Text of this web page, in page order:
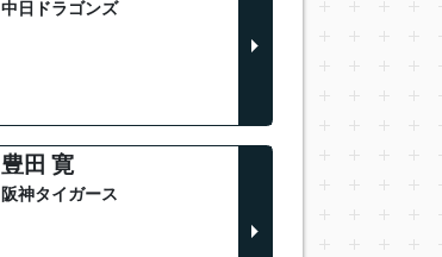
中日ドラゴンズ
豊田 寛
阪神タイガース